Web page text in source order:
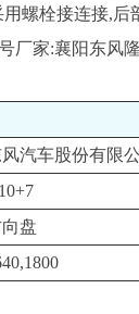
螺栓接连接,后
厂家:襄阳东风
汽车股份有限
盘